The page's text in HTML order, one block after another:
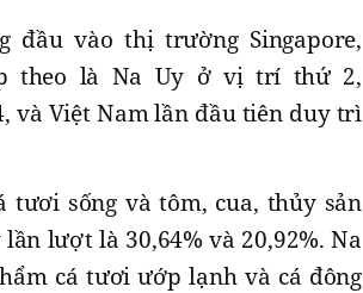
đầu vào thị trường Singapore,
theo là Na Uy ở vị trí thứ 2,
và Việt Nam lần đầu tiên duy trì
tươi sống và tôm, cua, thủy sản
lượt là 30,64% và 20,92%. Na
cá tươi ướp lạnh và cá đông